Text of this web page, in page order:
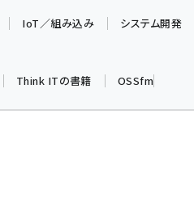
仲間と築い
IoT／組み込み システム開発
Think ITの書籍 OSSfm